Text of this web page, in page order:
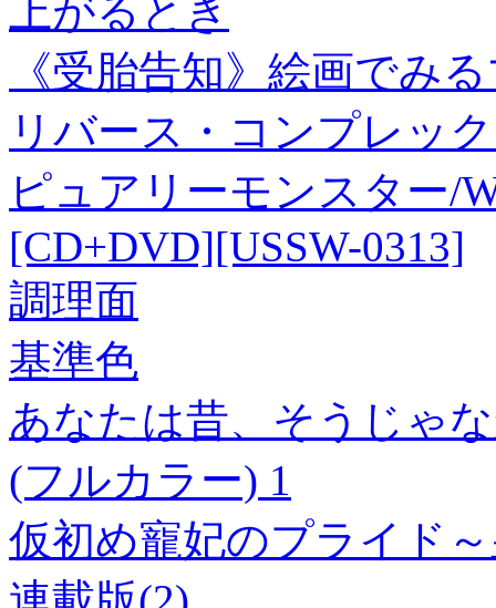
上がるとき
《受胎告知》絵画でみ
リバース・コンプレッ
ピュアリーモンスター/
[CD+DVD][USSW-0313]
調理面
基準色
あなたは昔、そうじゃ
(フルカラー) 1
仮初め寵妃のプライド